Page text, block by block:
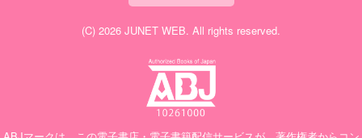
(C) 2026 JUNET WEB. All rights reserved.